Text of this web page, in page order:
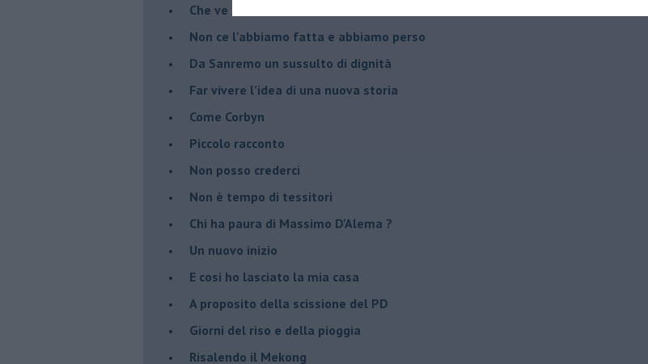
​Che ve ne sembra dell’America?
Non ce l'abbiamo fatta e abbiamo perso
​Da Sanremo un sussulto di dignità
Far vivere l’idea di una nuova storia
Come Corbyn
Piccolo racconto
Non posso crederci
Non è tempo di tessitori
Chi ha paura di Massimo D'Alema ?
Un nuovo inizio
​E cosi ho lasciato la mia casa
A proposito della scissione del PD
​Giorni del riso e della pioggia
Risalendo il Mekong